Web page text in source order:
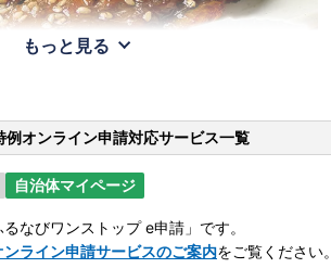
もっと見る
例オンライン申請対応サービス一覧
自治体マイページ
なびワンストップ e申請」です。
ライン申請サービスのご案内をご覧ください。